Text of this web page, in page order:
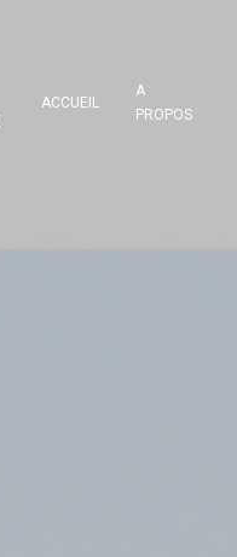
ACCUEIL
A
PROPOS